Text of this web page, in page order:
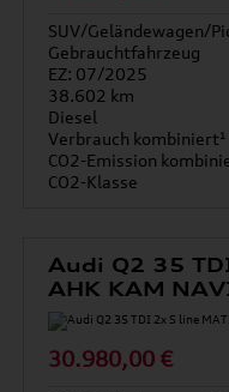
SUV/Geländewagen/
Gebrauchtfahrzeug
EZ: 07/2025
38.602 km
Diesel
Verbrauch kombiniert¹
CO2-Emission
CO2-Klasse
Audi Q2 35
AHK KAM
30.980,00 €